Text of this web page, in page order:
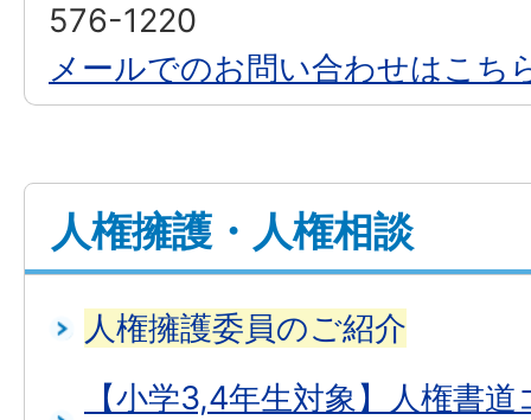
576-1220
メールでのお問い合わせはこち
人権擁護・人権相談
人権擁護委員のご紹介
【小学3,4年生対象】人権書